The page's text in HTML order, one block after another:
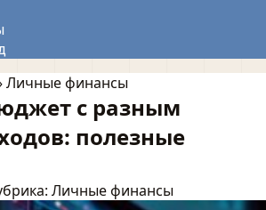
Личные финансы
с разным
полезные
Личные финансы